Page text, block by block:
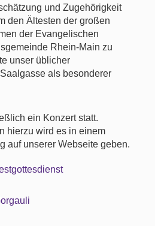
und Zugehörigkeit
den Ältesten der großen
der Evangelischen
Rhein-Main zu
unser üblicher
als besonderer
ein Konzert statt.
hierzu wird es in einem
auf unserer Webseite geben.